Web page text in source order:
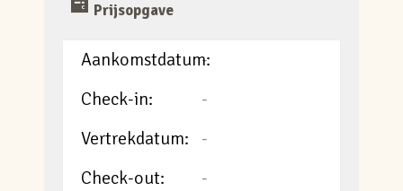
Prijsopgave
Aankomstdatum:
-
Check-in:
-
Vertrekdatum:
-
Check-out:
-